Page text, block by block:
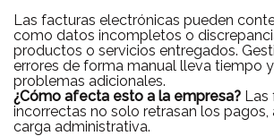
Las facturas electrónicas pueden
como datos incompletos o
productos o servicios entregados.
errores de forma manual lleva tiempo
problemas adicionales.
¿Cómo afecta esto a la empresa? Las
incorrectas no solo retrasan los pagos,
carga administrativa.